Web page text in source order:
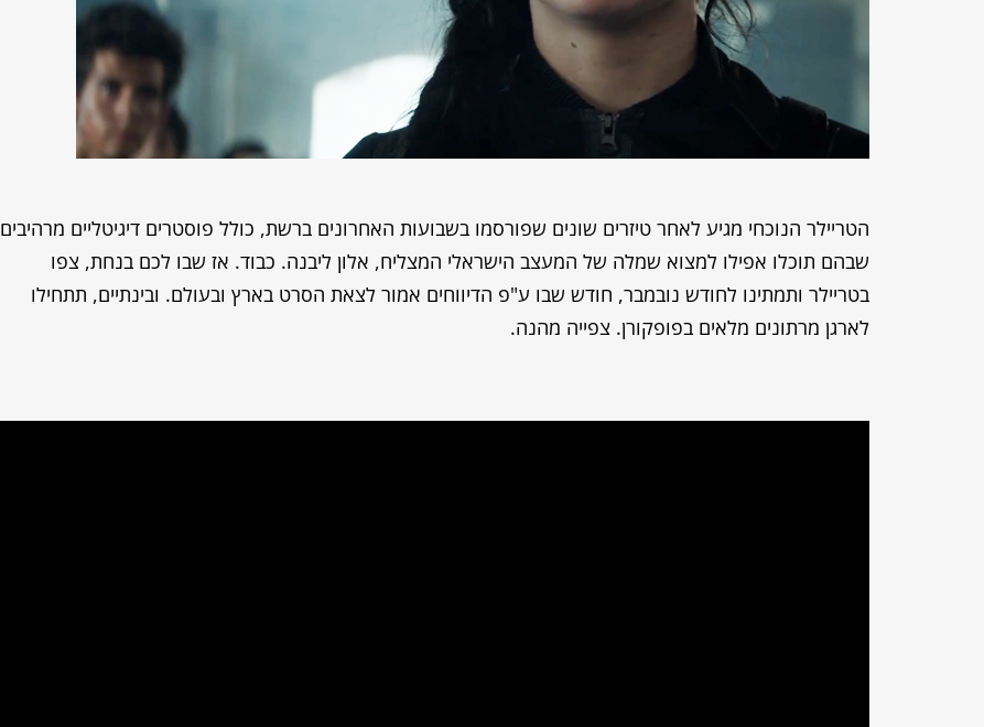
הטריילר הנוכחי מגיע לאחר טיזרים שונים שפורסמו בשבועות האחרונים ברשת, כולל פוסטרים דיגיטליים מרהיבים
שבהם תוכלו אפילו למצוא שמלה של המעצב הישראלי המצליח, אלון ליבנה. כבוד. אז שבו לכם בנחת, צפו
בטריילר ותמתינו לחודש נובמבר, חודש שבו ע"פ הדיווחים אמור לצאת הסרט בארץ ובעולם. ובינתיים, תתחילו
לארגן מרתונים מלאים בפופקורן. צפייה מהנה.